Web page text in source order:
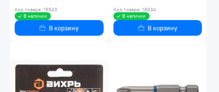
Код товара: 15543
В наличии
В корзину
Код товара: 19934
В наличии
В корзину